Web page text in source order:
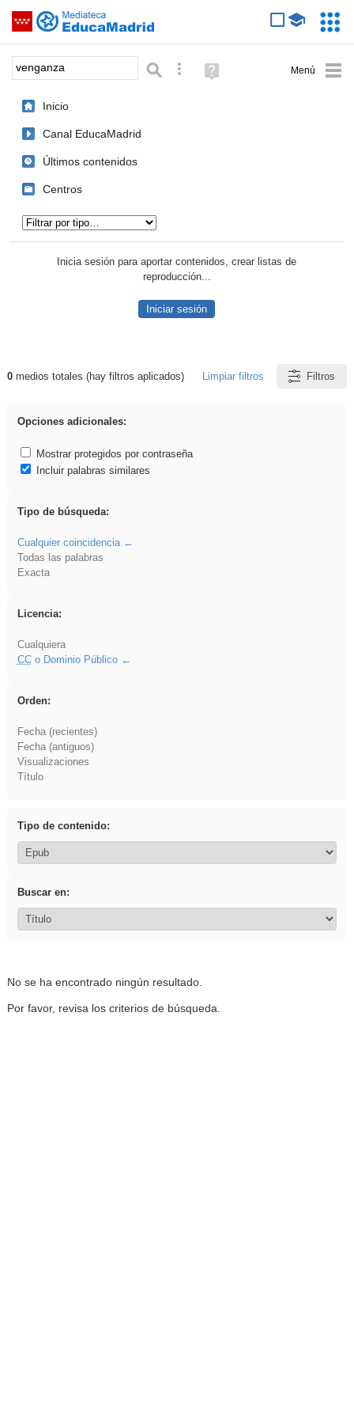
Saltar navegación
Palabra o frase: Búsqueda avanzada
Ayuda
(en
Inicio
Canal EducaMadrid
Últimos contenidos
Centros
Inicia sesión para aportar contenidos, crear listas de
reproducción...
Iniciar sesión
Resultados de: venganza
0medios totales (hay filtros aplicados) Limpiar filtros Filtros
Opciones adicionales:
Mostrar protegidos por contraseña
Incluir palabras similares
Tipo de búsqueda:
Cualquier coincidencia
Todas las palabras
Exacta
Licencia:
Cualquiera
CCo Dominio Público
Orden:
Fecha (recientes)
Fecha (antiguos)
Visualizaciones
Título
Tipo de contenido:
Buscar en:
No se ha encontrado ningún resultado.
Por favor, revisa los criterios de búsqueda.